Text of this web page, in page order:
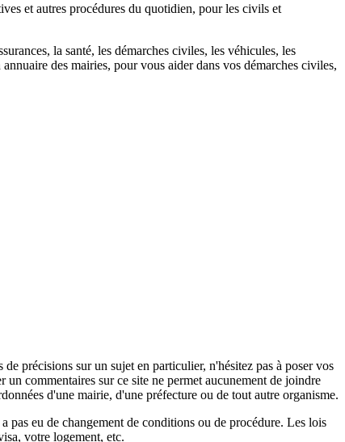
et autres procédures du quotidien, pour les civils et
la santé, les démarches civiles, les véhicules, les
des mairies, pour vous aider dans vos démarches civiles,
précisions sur un sujet en particulier, n'hésitez pas à poser vos
commentaires sur ce site ne permet aucunement de joindre
d'une mairie, d'une préfecture ou de tout autre organisme.
pas eu de changement de conditions ou de procédure. Les lois
votre logement, etc.